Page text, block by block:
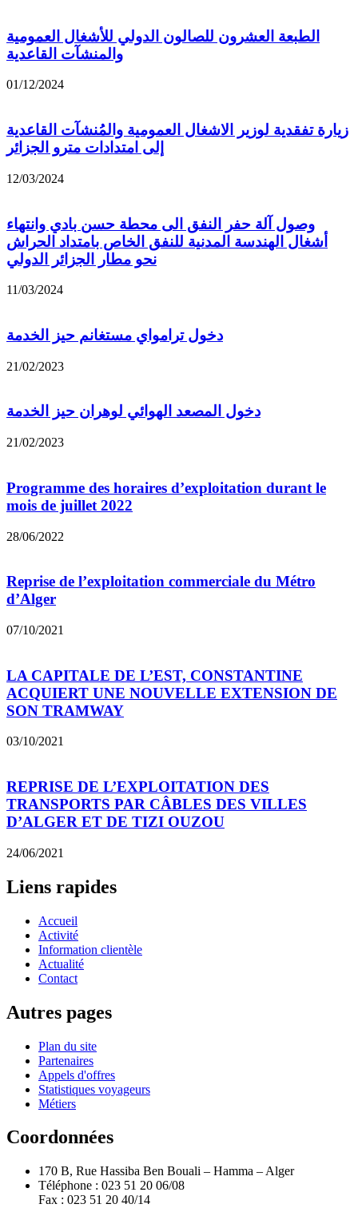
الطبعة العشرون للصالون الدولي للأشغال العمومية
والمنشآت القاعدية
01/12/2024
زيارة تفقدية لوزير الاشغال العمومية والمُنشآت القاعدية
إلى امتدادات مترو الجزائر
12/03/2024
وصول آلة حفر النفق الى محطة حسن بادي وانتهاء
أشغال الهندسة المدنية للنفق الخاص بامتداد الحراش
نحو مطار الجزائر الدولي
11/03/2024
دخول ترامواي مستغانم حيز الخدمة
21/02/2023
دخول المصعد الهوائي لوهران حيز الخدمة
21/02/2023
Programme des horaires d’exploitation durant le
mois de juillet 2022
28/06/2022
Reprise de l’exploitation commerciale du Métro
d’Alger
07/10/2021
LA CAPITALE DE L’EST, CONSTANTINE
ACQUIERT UNE NOUVELLE EXTENSION DE
SON TRAMWAY
03/10/2021
REPRISE DE L’EXPLOITATION DES
TRANSPORTS PAR CÂBLES DES VILLES
D’ALGER ET DE TIZI OUZOU
24/06/2021
Liens rapides
Accueil
Activité
Information clientèle
Actualité
Contact
Autres pages
Plan du site
Partenaires
Appels d'offres
Statistiques voyageurs
Métiers
Coordonnées
170 B, Rue Hassiba Ben Bouali – Hamma – Alger
Téléphone : 023 51 20 06/08
Fax : 023 51 20 40/14